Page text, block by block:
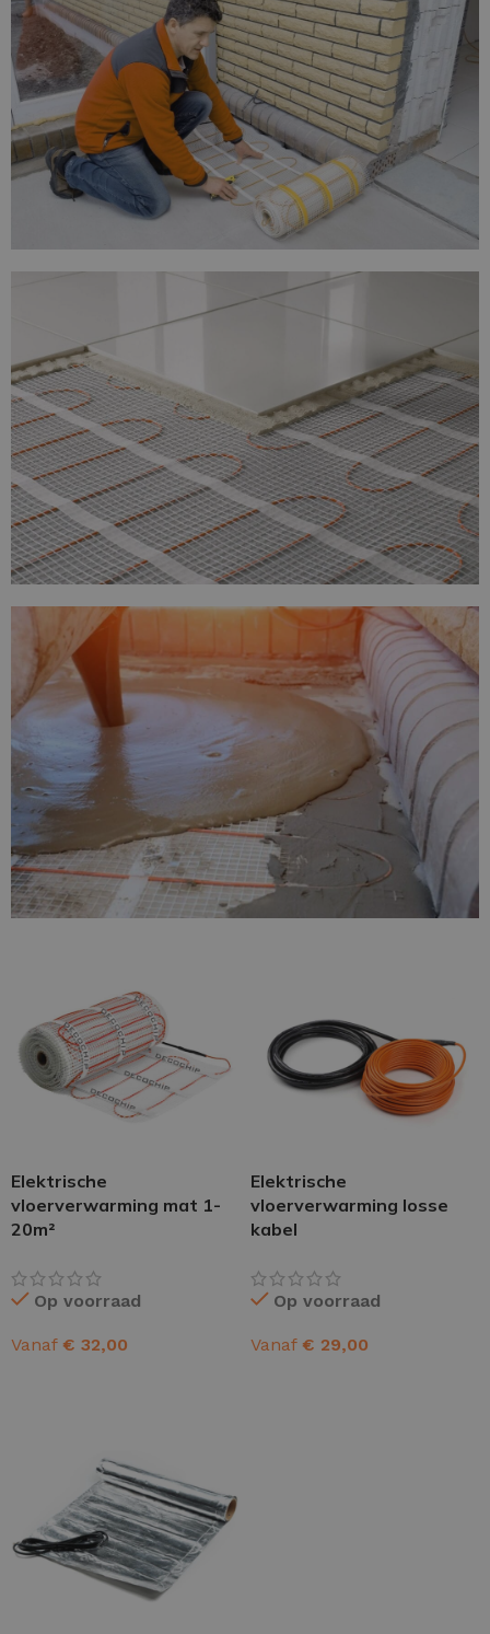
Elektrische
vloerverwarming mat 1-
20m²
Op voorraad
Vanaf € 32,00
Elektrische
vloerverwarming losse
kabel
Op voorraad
Vanaf € 29,00